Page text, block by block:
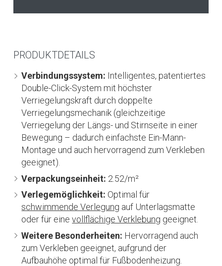
PRODUKTDETAILS
Verbindungssystem: Intelligentes, patentiertes
Double-Click-System mit höchster
Verriegelungskraft durch doppelte
Verriegelungsmechanik (gleichzeitige
Verriegelung der Längs- und Stirnseite in einer
Bewegung – dadurch einfachste Ein-Mann-
Montage und auch hervorragend zum Verkleben
geeignet).
Verpackungseinheit: 2.52/m²
Verlegemöglichkeit: Optimal für
schwimmende Verlegung auf Unterlagsmatte
oder für einevollflächige Verklebung geeignet.
Weitere Besonderheiten: Hervorragend auch
zum Verkleben geeignet, aufgrund der
Aufbauhöhe optimal für Fußbodenheizung.